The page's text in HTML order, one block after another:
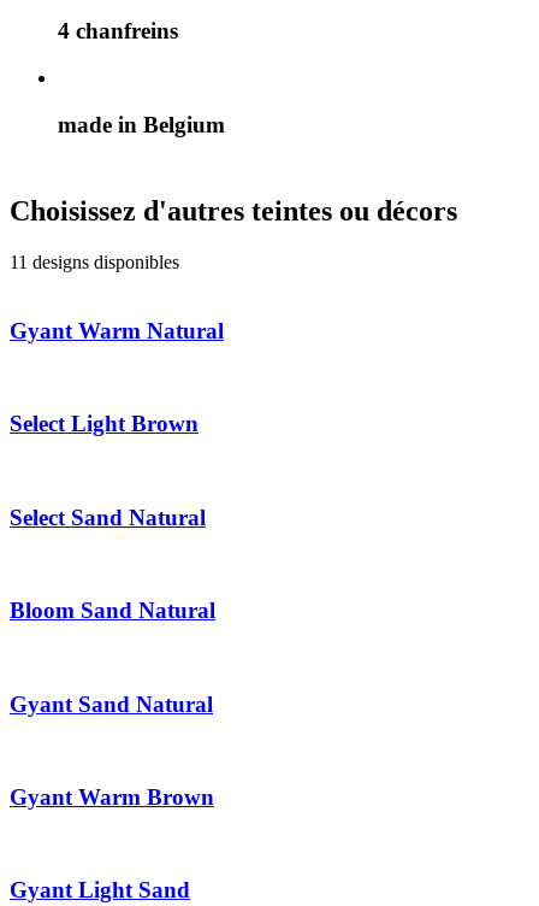
4 chanfreins
made in Belgium
Choisissez d'autres teintes ou décors
11 designs disponibles
Gyant Warm Natural
Select Light Brown
Select Sand Natural
Bloom Sand Natural
Gyant Sand Natural
Gyant Warm Brown
Gyant Light Sand